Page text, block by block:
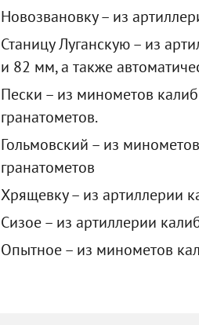
Новозвановку – из
Станицу Луганскую – из
и 82 мм, а также
Пески – из минометов
гранатометов.
Гольмовский – из
гранатометов
Хрящевку – из артиллерии
Сизое – из артиллерии
Опытное – из минометов